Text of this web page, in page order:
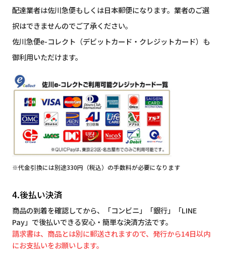
配達業者は佐川急便もしくは日本郵便になります。業者のご選
択はできませんのでご了承ください。
佐川急便e-コレクト（デビットカード・クレジットカード）も
御利用いただけます。
※代金引換には別途330円（税込）の手数料が必要になります
4.後払い決済
商品の到着を確認してから、「コンビニ」「銀行」「LINE
Pay」で後払いできる安心・簡単な決済方法です。
請求書は、商品とは別に郵送されますので、発行から14日以内
にお支払いをお願いします。